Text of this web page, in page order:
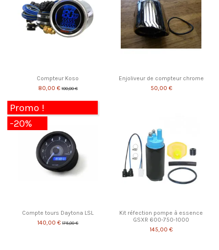
Compteur Koso
80,00 €100,00 €
Enjoliveur de compteur chrome
50,00 €
Promo !
-20%
Compte tours Daytona LSL
140,00 €175,00 €
Kit réfection pompe à essence
GSXR 600-750-1000
145,00 €